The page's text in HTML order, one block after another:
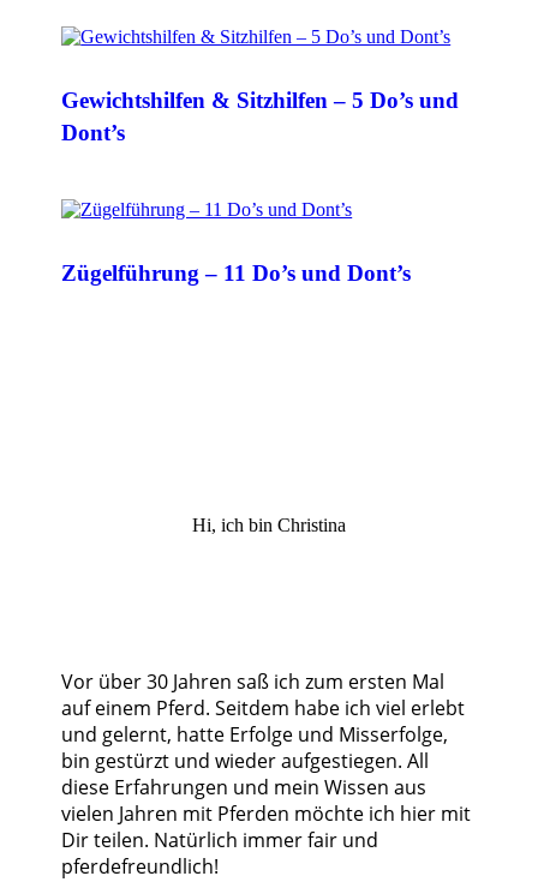
Gewichtshilfen & Sitzhilfen – 5 Do’s und
Dont’s
Zügelführung – 11 Do’s und Dont’s
Hi, ich bin Christina
Vor über 30 Jahren saß ich zum ersten Mal
auf einem Pferd. Seitdem habe ich viel erlebt
und gelernt, hatte Erfolge und Misserfolge,
bin gestürzt und wieder aufgestiegen. All
diese Erfahrungen und mein Wissen aus
vielen Jahren mit Pferden möchte ich hier mit
Dir teilen. Natürlich immer fair und
pferdefreundlich!